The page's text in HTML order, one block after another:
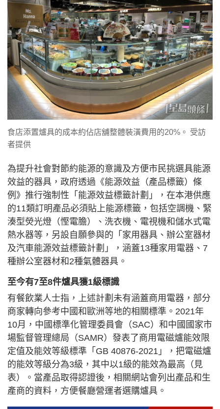
食店添置爐具的成本約佔店舖整體裝潢費用的20%。 受訪
者提供
為提升社會對節約能源的意識及方便市民挑選具能源
效益的器具，政府透過《能源效益（產品標籤）條
例》推行強制性「能源效益標籤計劃」，在本港供應
的11類訂明產品必須貼上能源標籤，包括空調機、緊
湊型熒光燈（慳電膽）、洗衣機、電視機和儲水式電
熱水器等，另設自願參與的「家用器具、辦公室器材
及汽車能源效益標籤計劃」，涵蓋13種家用電器、7
種辦公室器材和2種氣體器具。
至今有7至8件爐具獲1級標識
有餐飲業人士指，上述計劃未有涵蓋商用電器，部分
商家轉向參考中國和歐洲等地的相關標準。2021年
10月，中國標準化管理委員會（SAC）和中國國家市
場監督管理總局（SAMR）發表了商用電磁爐能效限
定值及能效等級標準「GB 40876-2021」，把電磁爐
的能效等級分為3級，其中以1級的能效為最高（見
表）。當產品取得認證後，相關網站會列出產品和生
產商的資料，方便餐廳營運者選購爐具。